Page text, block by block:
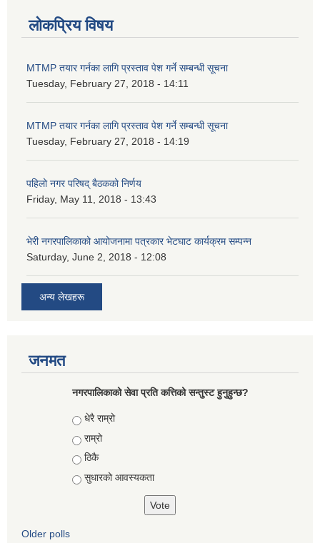
लोकप्रिय विषय
MTMP तयार गर्नका लागि प्रस्ताव पेश गर्ने सम्बन्धी सूचना
Tuesday, February 27, 2018 - 14:11
MTMP तयार गर्नका लागि प्रस्ताव पेश गर्ने सम्बन्धी सूचना
Tuesday, February 27, 2018 - 14:19
पहिलो नगर परिषद् बैठकको निर्णय
Friday, May 11, 2018 - 13:43
भेरी नगरपालिकाको आयोजनामा पत्रकार भेटघाट कार्यक्रम सम्पन्न
Saturday, June 2, 2018 - 12:08
अन्य लेखहरू
जनमत
नगरपालिकाको सेवा प्रति कत्तिको सन्तुस्ट हुनुहुन्छ?
Choices
धेरै राम्रो
राम्रो
ठिकै
सुधारको आवस्यकता
Older polls